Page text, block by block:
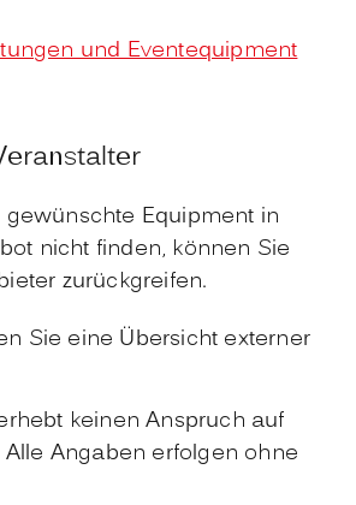
und Eventequipment
Equipment in
nicht finden, können Sie
zurückgreifen.
Sie eine Übersicht externer
keinen Anspruch auf
Angaben erfolgen ohne